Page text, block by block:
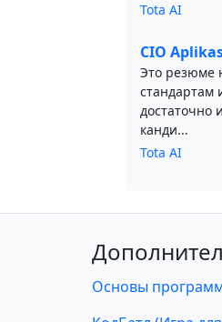
Tota AI
CIO
Это резюме
стандартам
достаточно
канди...
Tota AI
Основы